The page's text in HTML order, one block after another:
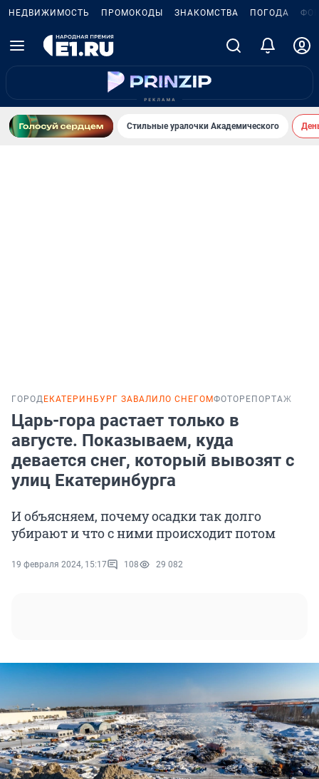
НЕДВИЖИМОСТЬ ПРОМОКОДЫ ЗНАКОМСТВА ПОГОДА
Стильные уралочки Академического
ГОРОД ЕКАТЕРИНБУРГ ЗАВАЛИЛО СНЕГОМФОТОРЕПОРТАЖ
Царь-гора растает только в
августе. Показываем, куда
девается снег, который вывозят с
улиц Екатеринбурга
И объясняем, почему осадки так долго
убирают и что с ними происходит потом
19 февраля 2024, 15:17 108 29 082